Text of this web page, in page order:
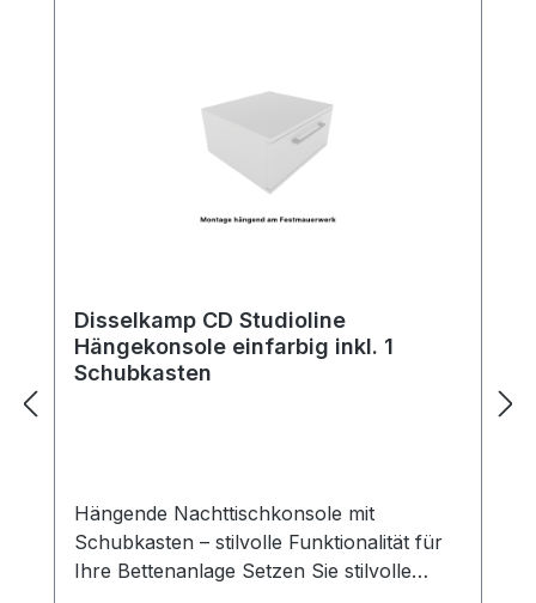
Disselkamp CD Studioline
Hängekonsole einfarbig inkl. 1
Schubkasten
Hängende Nachttischkonsole mit
Schubkasten – stilvolle Funktionalität für
Ihre Bettenanlage Setzen Sie stilvolle